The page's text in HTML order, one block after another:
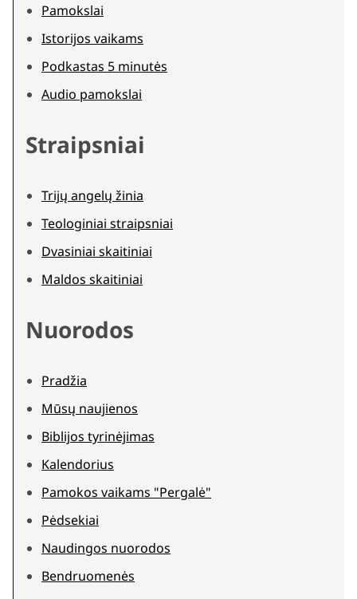
Pamokslai
Istorijos vaikams
Podkastas 5 minutės
Audio pamokslai
Straipsniai
Trijų angelų žinia
Teologiniai straipsniai
Dvasiniai skaitiniai
Maldos skaitiniai
Nuorodos
Pradžia
Mūsų naujienos
Biblijos tyrinėjimas
Kalendorius
Pamokos vaikams "Pergalė"
Pėdsekiai
Naudingos nuorodos
Bendruomenės